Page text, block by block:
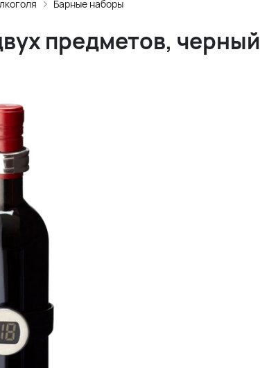
Барные наборы
предметов, черный